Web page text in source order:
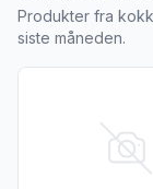
Produkter fra
siste måneden.
Vis flere